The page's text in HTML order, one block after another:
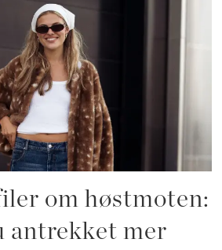
om høstmoten:
antrekket mer